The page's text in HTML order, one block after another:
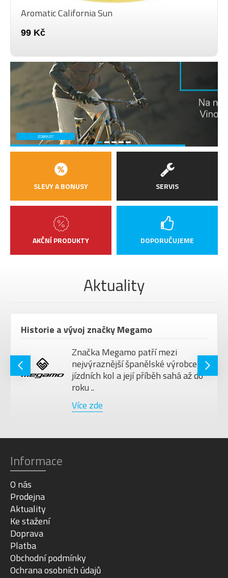
Aromatic California Sun
99 Kč
ZOBRAZIT
SLEVY A BONUSY
AKČNÍ PRODUKTY
SERVIS
DOPORUČUJEME
Aktuality
Historie a vývoj značky Megamo
Značka Megamo patří mezi
nejvýraznější španělské výrobce
jízdních kol a její příběh sahá až do
roku ..
Více zde
Informace
O nás
Prodejna
Aktuality
Ke stažení
Doprava
Platba
Obchodní podmínky
Ochrana osobních údajů